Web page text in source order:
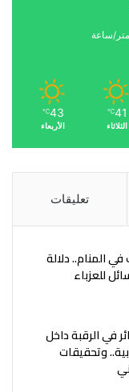
41
℃
الثلاثاء
43
℃
الأربعاء
تعليقات
المنام.. دلالة
للعزباء
في الرقبة داخل
وتحقيقات